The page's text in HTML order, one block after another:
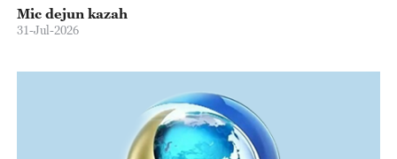
Mic dejun kazah
31-Jul-2026